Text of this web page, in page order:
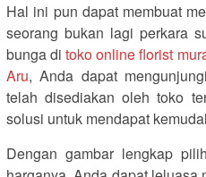
Hal ini pun dapat membuat
seorang bukan lagi perkara
bunga ditoko online florist
Aru, Anda dapat
telah disediakan oleh toko
solusi untuk mendapat
Dengan gambar lengkap